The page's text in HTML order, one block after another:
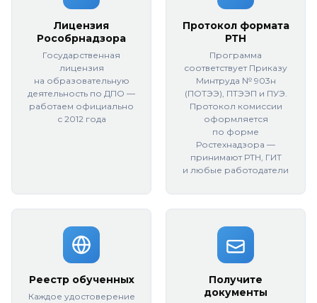
Лицензия
Рособрнадзора
Государственная
лицензия
на образовательную
деятельность по ДПО —
работаем официально
с 2012 года
Протокол формата
РТН
Программа
соответствует Приказу
Минтруда № 903н
(ПОТЭЭ), ПТЭЭП и ПУЭ.
Протокол комиссии
оформляется
по форме
Ростехнадзора —
принимают РТН, ГИТ
и любые работодатели
Реестр обученных
Каждое удостоверение
Получите
документы